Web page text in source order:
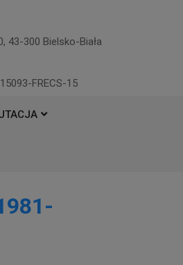
43-300 Bielsko-Biała
FRECS-15